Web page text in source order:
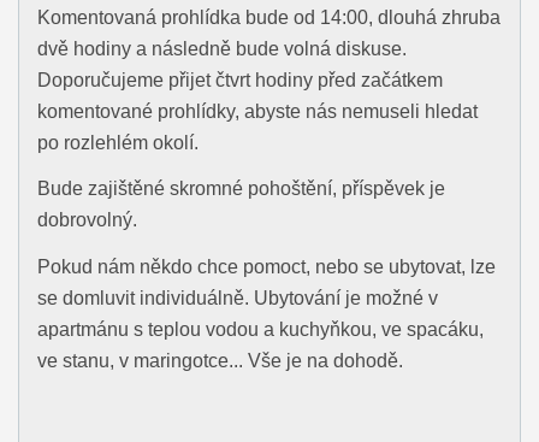
Komentovaná prohlídka bude od 14:00, dlouhá zhruba
dvě hodiny a následně bude volná diskuse.
Doporučujeme přijet čtvrt hodiny před začátkem
komentované prohlídky, abyste nás nemuseli hledat
po rozlehlém okolí.
Bude zajištěné skromné pohoštění, příspěvek je
dobrovolný.
Pokud nám někdo chce pomoct, nebo se ubytovat, lze
se domluvit individuálně. Ubytování je možné v
apartmánu s teplou vodou a kuchyňkou, ve spacáku,
ve stanu, v maringotce... Vše je na dohodě.